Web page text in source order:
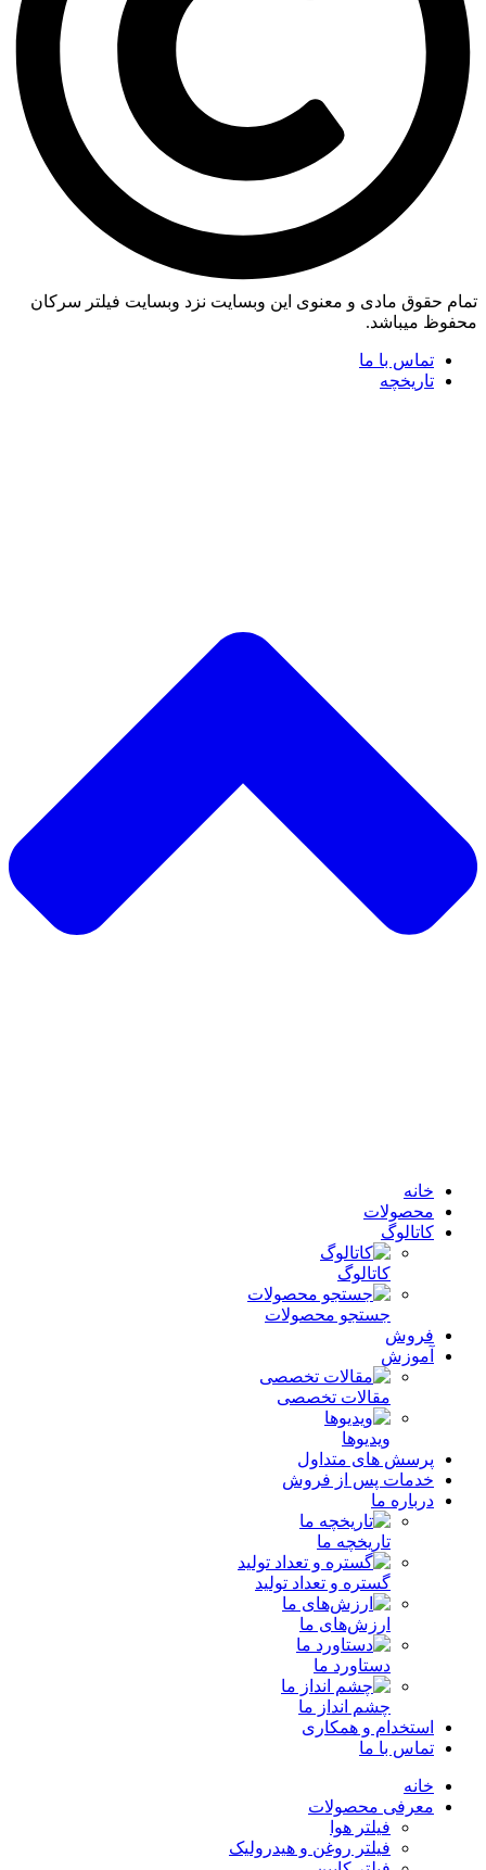
تمام حقوق مادی و معنوی این وبسایت نزد وبسایت فیلتر سرکان
محفوظ میباشد.
تماس با ما
تاریخچه
خانه
محصولات
کاتالوگ
کاتالوگ
جستجو محصولات
فروش
آموزش
مقالات تخصصی
ویدیوها
پرسش های متداول
خدمات پس از فروش
درباره ما
تاریخچه ما
گستره و تعداد تولید
ارزش‌های ما
دستاورد ما
چشم انداز ما
استخدام و همکاری
تماس با ما
خانه
معرفی محصولات
فیلتر هوا
فیلتر روغن و هیدرولیک